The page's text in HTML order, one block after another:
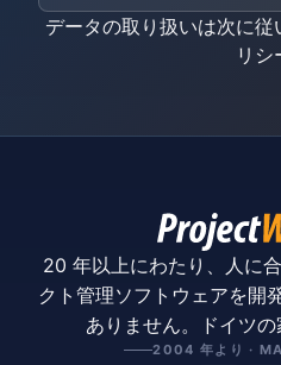
データの取り扱いは次に従
リシ
20 年以上にわたり、人に
クト管理ソフトウェアを開
ありません。ドイツの
2004 年より ·